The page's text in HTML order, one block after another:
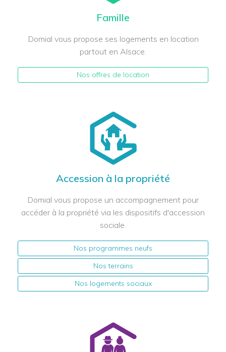
Famille
Domial vous propose ses logements en location
partout en Alsace.
Nos offres de location
Accession à la propriété
Domial vous propose un accompagnement pour
accéder à la propriété via les dispositifs d'accession
sociale.
Nos programmes neufs
Nos terrains
Nos logements sociaux